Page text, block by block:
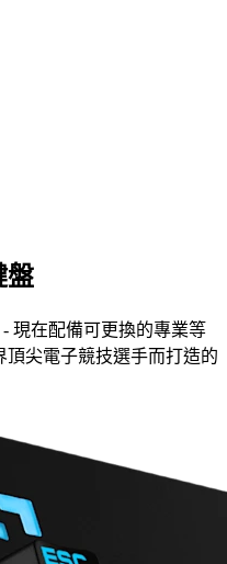
盤
現在配備可更換的專業等
尖電子競技選手而打造的